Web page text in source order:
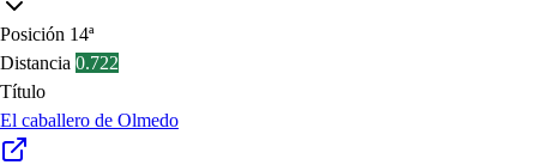
Posición 14ª
Distancia 0.722
Título
El caballero de Olmedo